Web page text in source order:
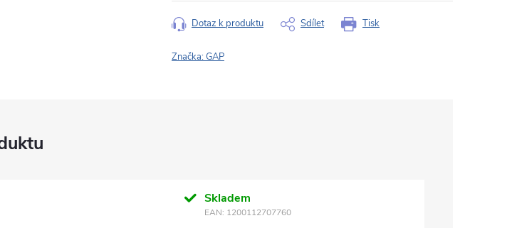
Tisk
Dotaz k produktu Sdílet
Značka:GAP
Skladem
EAN: 1200112707760